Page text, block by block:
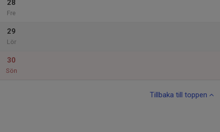
28
Fre
29
Lör
30
Sön
Tillbaka till toppen